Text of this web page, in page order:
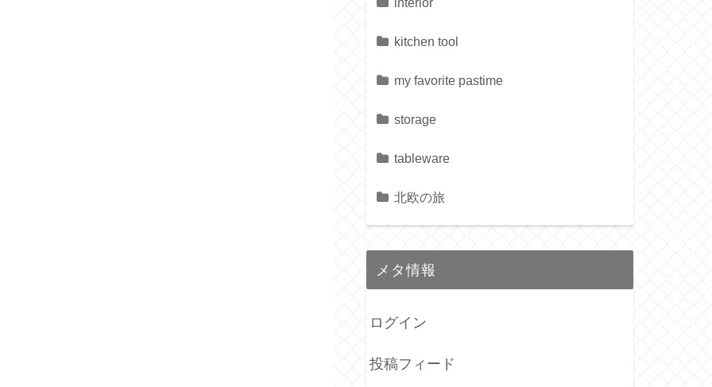
kitchen tool
my favorite pastime
storage
tableware
北欧の旅
メタ情報
ログイン
投稿フィード